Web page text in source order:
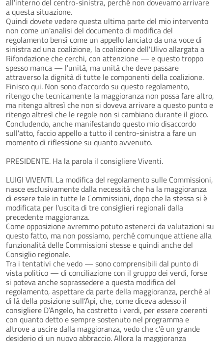
a questa situazione.
Quindi dovete vedere questa ultima parte del mio intervento
non come un'analisi del documento di modifica del
regolamento bensì come un appello lanciato da una voce di
sinistra ad una coalizione, la coalizione dell'Ulivo allargata a
Rifondazione che cerchi, con attenzione — e questo troppo
spesso manca — l'unità, ma unità che deve passare
attraverso la dignità di tutte le componenti della coalizione.
Finisco qui. Non sono d'accordo su questo regolamento,
ritengo che tecnicamente la maggioranza non possa fare altro,
ma ritengo altresì che non si doveva arrivare a questo punto e
ritengo altresì che le regole non si cambiano durante il gioco.
Concludendo, anche manifestando questo mio disaccordo
sull'atto, faccio appello a tutto il centro-sinistra a fare un
momento di riflessione su quanto avvenuto.
PRESIDENTE. Ha la parola il consigliere Viventi.
LUIGI VIVENTI. La modifica del regolamento sulle Commissioni,
nasce esclusivamente dalla necessità che ha la maggioranza
di essere tale in tutte le Commissioni, dopo che la stessa si è
modificata per l'uscita di tre consiglieri regionali dalla
precedente maggioranza.
Come opposizione avremmo potuto astenerci da valutazioni su
questo fatto, ma non possiamo, perché comunque attiene alla
funzionalità delle Commissioni stesse e quindi anche del
Consiglio regionale.
Tra i tentativi che vedo — sono comprensibili dal punto di
vista politico — di conciliazione con il gruppo dei verdi, forse
si poteva anche soprassedere a questa modifica del
regolamento, aspettare da parte della maggioranza, perché al
di là della posizione sull’Api, che, come diceva adesso il
consigliere D’Angelo, ha costretto i verdi, per essere coerenti
con quanto detto e sempre sostenuto nel programma e
altrove a uscire dalla maggioranza, vedo che c’è un grande
desiderio di un nuovo abbraccio. Allora la maggioranza